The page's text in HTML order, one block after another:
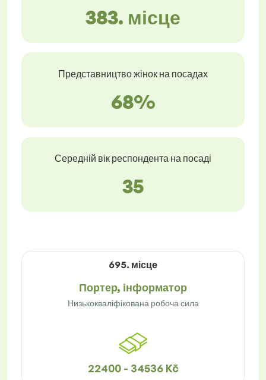
383. місце
Представництво жінок на посадах
68%
Середній вік респондента на посаді
35
695. місце
Портер, інформатор
Низькокваліфікована робоча сила
22400 - 34536 Kč